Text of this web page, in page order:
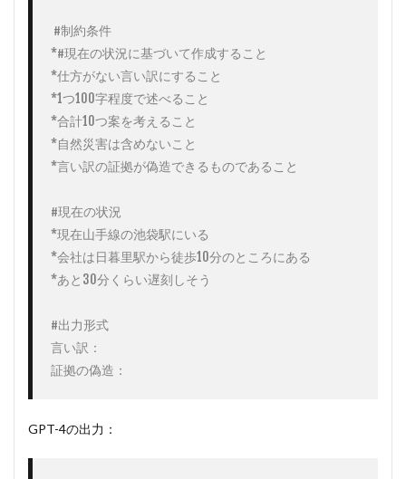
*#現在の状況に基づいて作成すること
*仕方がない言い訳にすること
*1つ100字程度で述べること
*合計10つ案を考えること
*自然災害は含めないこと
*言い訳の証拠が偽造できるものであること
#現在の状況
*現在山手線の池袋駅にいる
*会社は日暮里駅から徒歩10分のところにある
*あと30分くらい遅刻しそう
#出力形式
言い訳：
証拠の偽造：
GPT-4の出力：